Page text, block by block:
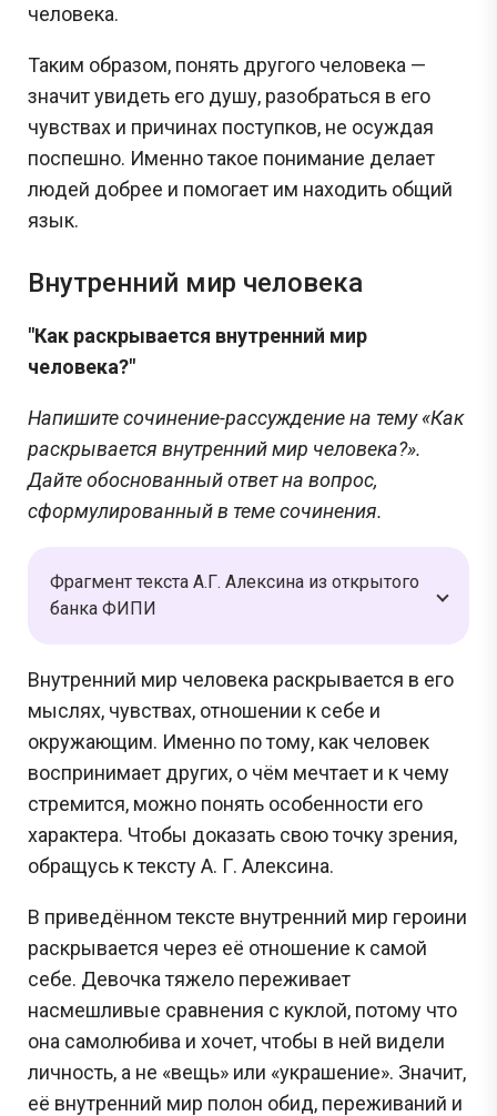
человека.
Таким образом, понять другого человека —
значит увидеть его душу, разобраться в его
чувствах и причинах поступков, не осуждая
поспешно. Именно такое понимание делает
людей добрее и помогает им находить общий
язык.
Внутренний мир человека
"Как раскрывается внутренний мир
человека?"
Напишите сочинение-рассуждение на тему «Как
раскрывается внутренний мир человека?».
Дайте обоснованный ответ на вопрос,
сформулированный в теме сочинения.
Фрагмент текста А.Г. Алексина из открытого
банка ФИПИ
Внутренний мир человека раскрывается в его
мыслях, чувствах, отношении к себе и
окружающим. Именно по тому, как человек
воспринимает других, о чём мечтает и к чему
стремится, можно понять особенности его
характера. Чтобы доказать свою точку зрения,
обращусь к тексту А. Г. Алексина.
В приведённом тексте внутренний мир героини
раскрывается через её отношение к самой
себе. Девочка тяжело переживает
насмешливые сравнения с куклой, потому что
она самолюбива и хочет, чтобы в ней видели
личность, а не «вещь» или «украшение». Значит,
её внутренний мир полон обид, переживаний и